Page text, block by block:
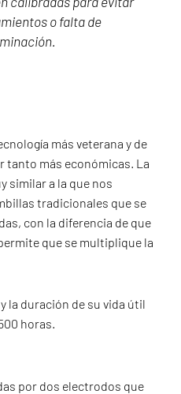
o falta de
más veterana y de
tanto más económicas. La
similar a la que nos
tradicionales que se
con la diferencia de que
que se multiplique la
la duración de su vida útil
horas.
por dos electrodos que